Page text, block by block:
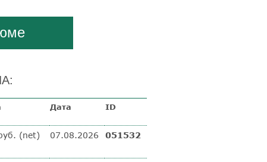
Дата ID
(net) 07.08.2026 051532